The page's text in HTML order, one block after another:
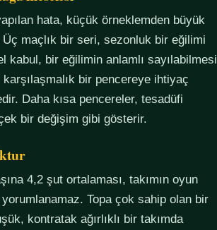
hata, küçük örneklemden büyük
Üç maçlık bir seri, sezonluk bir eğilimi
kabul, bir eğilimin anlamlı sayılabilmesi
bir pencereye ihtiyaç
Daha kısa pencereler, tesadüfi
bir değişim gibi gösterir.
4,2 şut ortalaması, takımın oyun
Topa çok sahip olan bir
kontratak ağırlıklı bir takımda